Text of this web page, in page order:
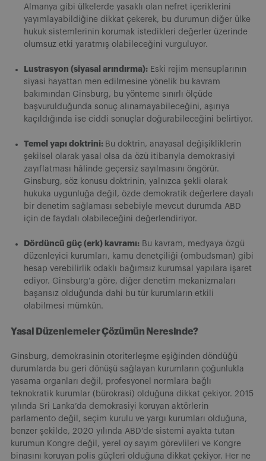
Almanya gibi ülkelerde yasaklı olan nefret içeriklerini
yayımlayabildiğine dikkat çekerek, bu durumun diğer ülke
hukuk sistemlerinin korumak istedikleri değerler üzerinde
olumsuz etki yaratmış olabileceğini vurguluyor.
Lustrasyon (siyasal arındırma): Eski rejim mensuplarının
siyasi hayattan men edilmesine yönelik bu kavram
bakımından Ginsburg, bu yönteme sınırlı ölçüde
başvurulduğunda sonuç alınamayabileceğini, aşırıya
kaçıldığında ise ciddi sonuçlar doğurabileceğini belirtiyor.
Temel yapı doktrini: Bu doktrin, anayasal değişikliklerin
şekilsel olarak yasal olsa da özü itibarıyla demokrasiyi
zayıflatması hâlinde geçersiz sayılmasını öngörür.
Ginsburg, söz konusu doktrinin, yalnızca şekli olarak
hukuka uygunluğa değil, özde demokratik değerlere dayalı
bir denetim sağlaması sebebiyle mevcut durumda ABD
için de faydalı olabileceğini değerlendiriyor.
Dördüncü güç (erk) kavramı: Bu kavram, medyaya özgü
düzenleyici kurumları, kamu denetçiliği (ombudsman) gibi
hesap verebilirlik odaklı bağımsız kurumsal yapılara işaret
ediyor. Ginsburg’a göre, diğer denetim mekanizmaları
başarısız olduğunda dahi bu tür kurumların etkili
olabilmesi mümkün.
Yasal Düzenlemeler Çözümün Neresinde?
Ginsburg, demokrasinin otoriterleşme eşiğinden döndüğü
durumlarda bu geri dönüşü sağlayan kurumların çoğunlukla
yasama organları değil, profesyonel normlara bağlı
teknokratik kurumlar (bürokrasi) olduğuna dikkat çekiyor. 2015
yılında Sri Lanka’da demokrasiyi koruyan aktörlerin
parlamento değil, seçim kurulu ve yargı kurumları olduğuna,
benzer şekilde, 2020 yılında ABD’de sistemi ayakta tutan
kurumun Kongre değil, yerel oy sayım görevlileri ve Kongre
binasını koruyan polis güçleri olduğuna dikkat çekiyor. Her ne